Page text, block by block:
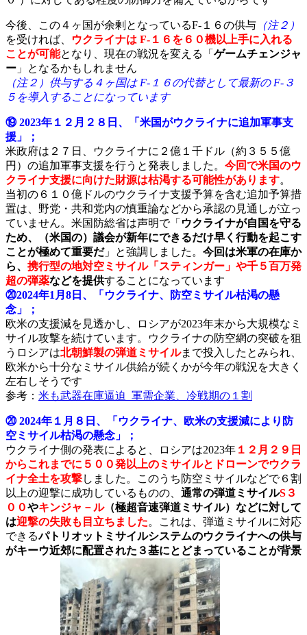
今後、この４ヶ国が余剰となっているF-１６の供与 （注２）
を受ければ、
ウクライナは F-１６を６０機以上手に入れる
ことが可能となり、現在の戦況を変える「 ゲームチェンジャ
ー 」となるかもしれません
（注２）供与する４ヶ国は F-１６の代替として最新の F-３
５を導入することになっています
⑲ 2023年１２月２８日、「米国がウクライナに追加軍事支
援」；
米政府は２７日、ウクライナに２億１千ドル（約３５５億
円）の追加軍事支援を行うと発表しました。 今回で米国のウ
クライナ支援に向けた財源は枯渇する可能性があります。
当初の６１０億ドルのウクライナ支援予算を含む追加予算措
置は、野党・共和党内の慎重論などから承認の見通しが立っ
ていません。米国防総省は声明で「 ウクライナが自国を守る
ため、（米国の）議会が新年にできるだけ早く行動を起こす
ことが極めて重要だ」と強調しました。 今回は米軍の在庫か
ら、 携行型の地対空ミサイル「スティンガー」や千５百万発
超の弾薬などを提供することになっています
⑳2024年1月8日、「ウクライナ、防空ミサイル枯渇の懸
念」；
欧米の支援減を見透かし、ロシアが2023年末から大規模なミ
サイル攻撃を続けています。ウクライナの防空網の突破を狙
うロシアは北朝鮮製の弾道ミサイルまで投入したとみられ、
欧米から十分なミサイル供給が続くかが今年の戦況を大きく
左右しそうです
参考： 米も武器在庫逼迫_軍需企業、冷戦期の１割
⑳ 2024年１月８日、「ウクライナ、欧米の支援減により防
空ミサイル枯渇の懸念」；
ウクライナ側の発表によると、ロシアは2023年 １２月２９日
からこれまでに５００発以上のミサイルとドローンでウクラ
イナ全土を攻撃しました。このうち防空ミサイルなどで６割
以上の迎撃に成功しているものの、 通常の弾道ミサイルS３
００やキンジャ－ル（極超音速弾道ミサイル）などに対して
は迎撃の失敗も目立ちました。これは、弾道ミサイルに対応
できるパトリオットミサイルシステムのウクライナへの供与
がキーウ近郊に配置された３基にとどまっていることが背景